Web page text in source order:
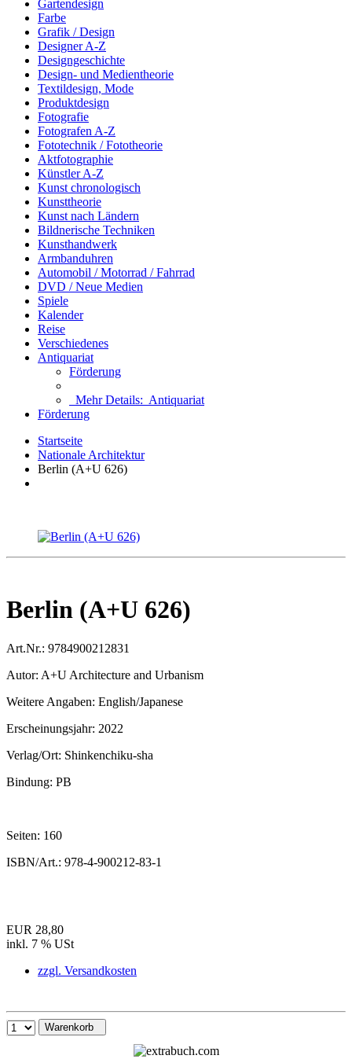
Gartendesign
Farbe
Grafik / Design
Designer A-Z
Designgeschichte
Design- und Medientheorie
Textildesign, Mode
Produktdesign
Fotografie
Fotografen A-Z
Fototechnik / Fototheorie
Aktfotographie
Künstler A-Z
Kunst chronologisch
Kunsttheorie
Kunst nach Ländern
Bildnerische Techniken
Kunsthandwerk
Armbanduhren
Automobil / Motorrad / Fahrrad
DVD / Neue Medien
Spiele
Kalender
Reise
Verschiedenes
Antiquariat
Förderung
Mehr Details: Antiquariat
Förderung
Startseite
Nationale Architektur
Berlin (A+U 626)
Berlin (A+U 626)
Art.Nr.: 9784900212831
Autor: A+U Architecture and Urbanism
Weitere Angaben: English/Japanese
Erscheinungsjahr: 2022
Verlag/Ort: Shinkenchiku-sha
Bindung: PB
Seiten: 160
ISBN/Art.: 978-4-900212-83-1
EUR 28,80
inkl. 7 % USt
zzgl. Versandkosten
Warenkorb